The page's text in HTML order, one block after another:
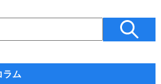
ラム